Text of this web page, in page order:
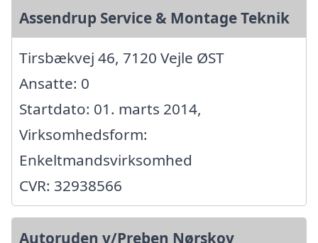
Assendrup Service & Montage Teknik
Tirsbækvej 46, 7120 Vejle ØST
Ansatte: 0
Startdato: 01. marts 2014,
Virksomhedsform:
Enkeltmandsvirksomhed
CVR: 32938566
Autoruden v/Preben Nørskov